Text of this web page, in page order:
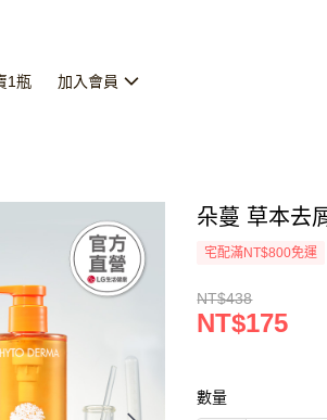
1瓶 加入會員
朵蔓 草本去
宅配滿NT$800免運
NT$438
NT$175
數量